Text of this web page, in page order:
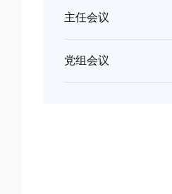
主任会议
党组会议